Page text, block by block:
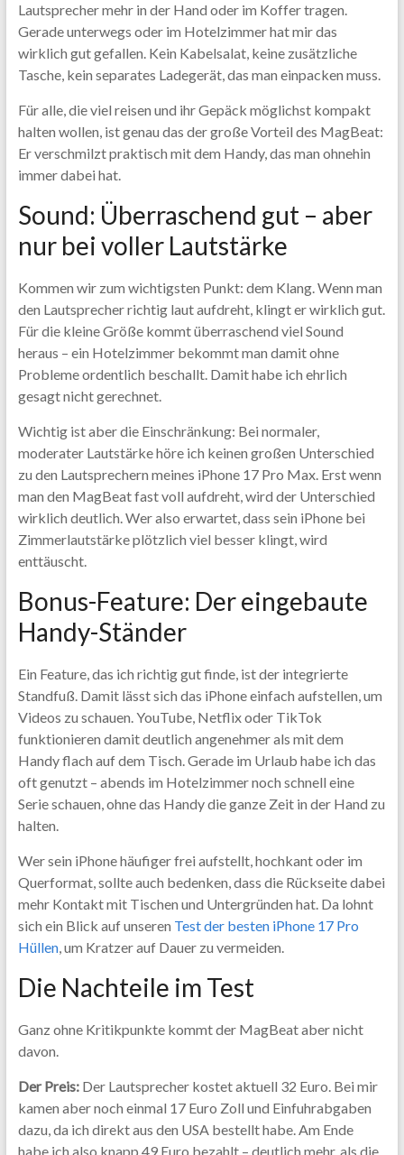
Lautsprecher mehr in der Hand oder im Koffer tragen.
Gerade unterwegs oder im Hotelzimmer hat mir das
wirklich gut gefallen. Kein Kabelsalat, keine zusätzliche
Tasche, kein separates Ladegerät, das man einpacken muss.
Für alle, die viel reisen und ihr Gepäck möglichst kompakt
halten wollen, ist genau das der große Vorteil des MagBeat:
Er verschmilzt praktisch mit dem Handy, das man ohnehin
immer dabei hat.
Sound: Überraschend gut – aber
nur bei voller Lautstärke
Kommen wir zum wichtigsten Punkt: dem Klang. Wenn man
den Lautsprecher richtig laut aufdreht, klingt er wirklich gut.
Für die kleine Größe kommt überraschend viel Sound
heraus – ein Hotelzimmer bekommt man damit ohne
Probleme ordentlich beschallt. Damit habe ich ehrlich
gesagt nicht gerechnet.
Wichtig ist aber die Einschränkung: Bei normaler,
moderater Lautstärke höre ich keinen großen Unterschied
zu den Lautsprechern meines iPhone 17 Pro Max. Erst wenn
man den MagBeat fast voll aufdreht, wird der Unterschied
wirklich deutlich. Wer also erwartet, dass sein iPhone bei
Zimmerlautstärke plötzlich viel besser klingt, wird
enttäuscht.
Bonus-Feature: Der eingebaute
Handy-Ständer
Ein Feature, das ich richtig gut finde, ist der integrierte
Standfuß. Damit lässt sich das iPhone einfach aufstellen, um
Videos zu schauen. YouTube, Netflix oder TikTok
funktionieren damit deutlich angenehmer als mit dem
Handy flach auf dem Tisch. Gerade im Urlaub habe ich das
oft genutzt – abends im Hotelzimmer noch schnell eine
Serie schauen, ohne das Handy die ganze Zeit in der Hand zu
halten.
Wer sein iPhone häufiger frei aufstellt, hochkant oder im
Querformat, sollte auch bedenken, dass die Rückseite dabei
mehr Kontakt mit Tischen und Untergründen hat. Da lohnt
sich ein Blick auf unseren Test der besten iPhone 17 Pro
Hüllen, um Kratzer auf Dauer zu vermeiden.
Die Nachteile im Test
Ganz ohne Kritikpunkte kommt der MagBeat aber nicht
davon.
Der Preis:Der Lautsprecher kostet aktuell 32 Euro. Bei mir
kamen aber noch einmal 17 Euro Zoll und Einfuhrabgaben
dazu, da ich direkt aus den USA bestellt habe. Am Ende
habe ich also knapp 49 Euro bezahlt – deutlich mehr, als die